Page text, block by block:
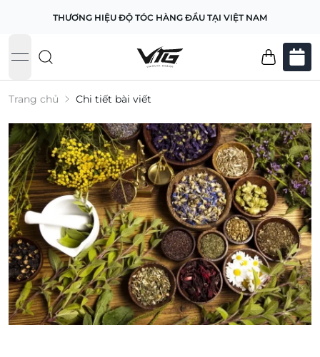
THƯƠNG HIỆU ĐỘ TÓC HÀNG ĐẦU TẠI VIỆT NAM
open navigation menu
Trang chủ Chi tiết bài viết